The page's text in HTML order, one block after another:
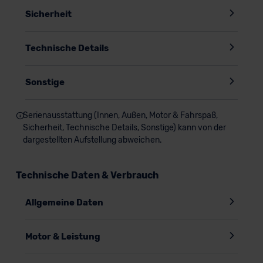
Sicherheit
Technische Details
Sonstige
Serienausstattung (Innen, Außen, Motor & Fahrspaß,
Sicherheit, Technische Details, Sonstige) kann von der
dargestellten Aufstellung abweichen.
Technische Daten & Verbrauch
Allgemeine Daten
Motor & Leistung